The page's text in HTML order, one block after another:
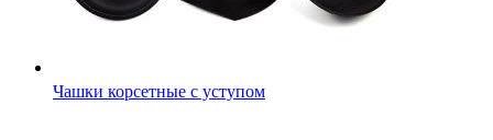
Чашки корсетные с уступом